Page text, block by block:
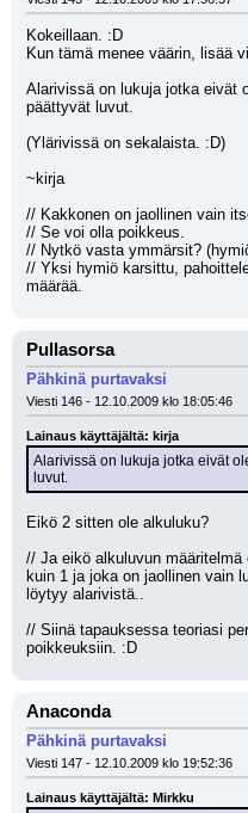
Kokeillaan. :D
Kun tämä menee väärin, lisää
Alarivissä on lukuja jotka eivät
päättyvät luvut.
(Ylärivissä on sekalaista. :D)
~kirja
// Kakkonen on jaollinen vain
// Se voi olla poikkeus.
// Nytkö vasta ymmärsit?
// Yksi hymiö karsittu,
määrää.
Pullasorsa
Pähkinä purtavaksi
Viesti 146 - 12.10.2009 klo 18:05:46
Lainaus käyttäjältä: kirja
Alarivissä on lukuja jotka eivät
luvut.
Eikö 2 sitten ole alkuluku?
// Ja eikö alkuluvun
kuin 1 ja joka on jaollinen vain
löytyy alarivistä..
// Siinä tapauksessa teoriasi
poikkeuksiin. :D
Anaconda
Pähkinä purtavaksi
Viesti 147 - 12.10.2009 klo 19:52:36
Lainaus käyttäjältä: Mirkku